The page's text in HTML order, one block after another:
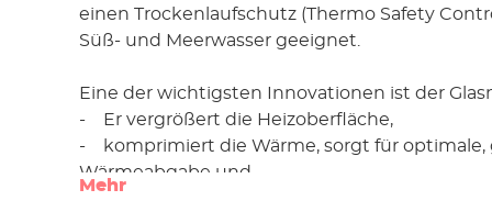
einen Trockenlaufschutz (Thermo Safety
Süß- und Meerwasser geeignet.
Eine der wichtigsten Innovationen ist der
- Er vergrößert die Heizoberfläche,
- komprimiert die Wärme, sorgt für optimale,
Wärmeabgabe und
Mehr